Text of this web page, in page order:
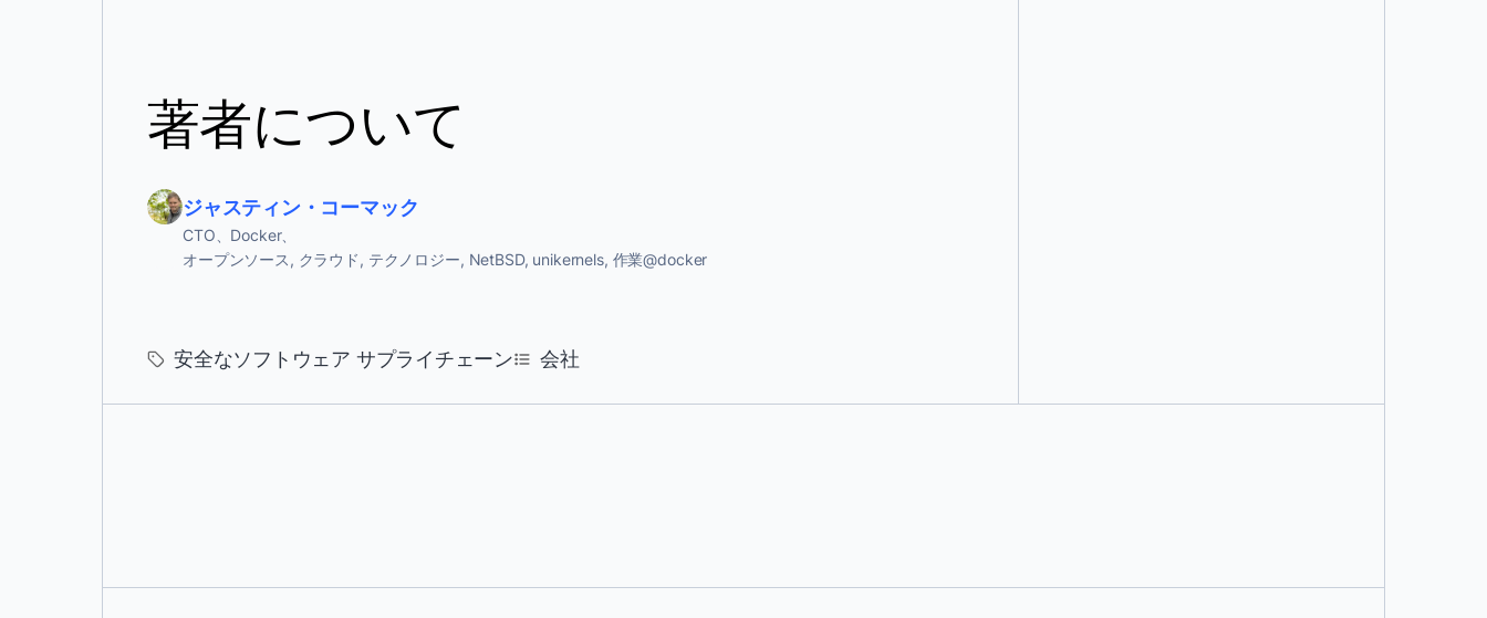
著者について
ジャスティン・コーマック
CTO、Docker、
オープンソース, クラウド, テクノロジー, NetBSD, unikernels, 作業@docker
安全なソフトウェア サプライチェーン 会社